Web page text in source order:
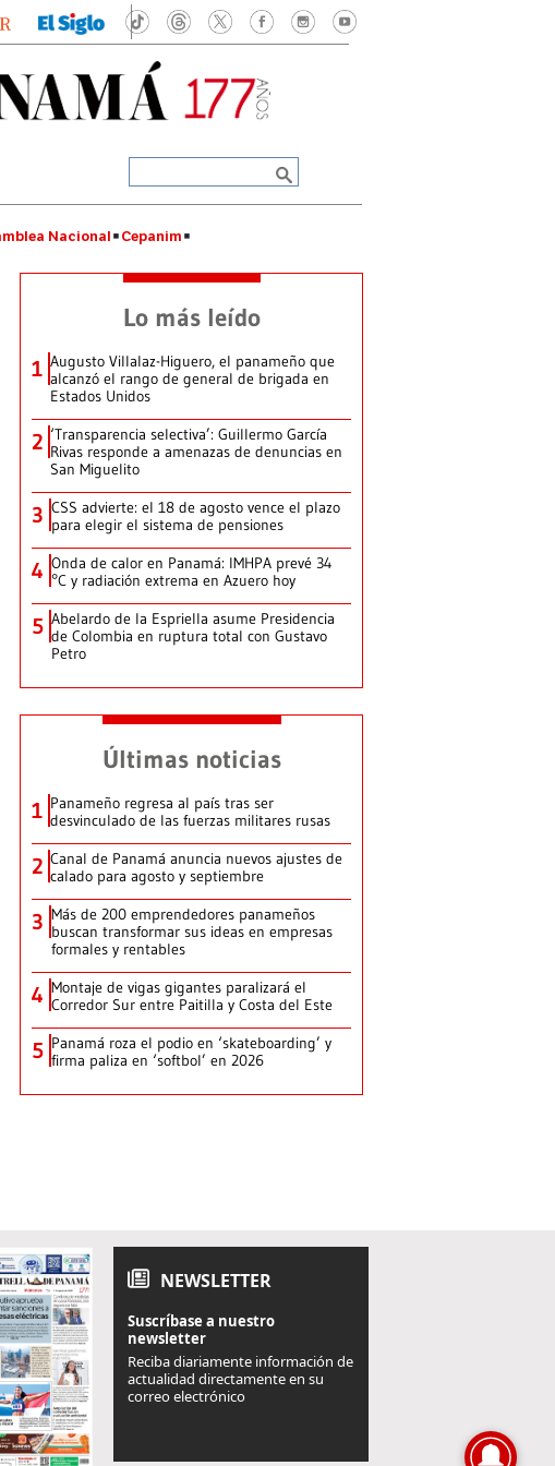
Nacional Cepanim
Lo más leído
1 Augusto Villalaz-Higuero, el panameño que
alcanzó el rango de general de brigada en
Estados Unidos
2 ‘Transparencia selectiva’: Guillermo García
Rivas responde a amenazas de denuncias en
San Miguelito
3 CSS advierte: el 18 de agosto vence el plazo
para elegir el sistema de pensiones
4 Onda de calor en Panamá: IMHPA prevé 34
°C y radiación extrema en Azuero hoy
5 Abelardo de la Espriella asume Presidencia
de Colombia en ruptura total con Gustavo
Petro
Últimas noticias
1 Panameño regresa al país tras ser
desvinculado de las fuerzas militares rusas
2 Canal de Panamá anuncia nuevos ajustes de
calado para agosto y septiembre
3 Más de 200 emprendedores panameños
buscan transformar sus ideas en empresas
formales y rentables
4 Montaje de vigas gigantes paralizará el
Corredor Sur entre Paitilla y Costa del Este
5 Panamá roza el podio en ‘skateboarding’ y
firma paliza en ‘softbol’ en 2026
NEWSLETTER
Suscríbase a nuestro
newsletter
Reciba diariamente información de
actualidad directamente en su
correo electrónico